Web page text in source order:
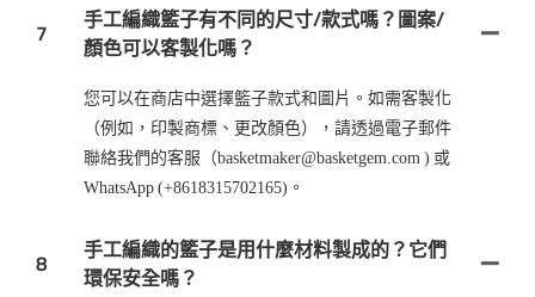
7
手工編織籃子有不同的尺寸/款式嗎？圖案/
顏色可以客製化嗎？
您可以在商店中選擇籃子款式和圖片。如需客製化
（例如，印製商標、更改顏色），請透過電子郵件
聯絡我們的客服（basketmaker@basketgem.com ) 或
WhatsApp (+8618315702165)。
8
手工編織的籃子是用什麼材料製成的？它們
環保安全嗎？